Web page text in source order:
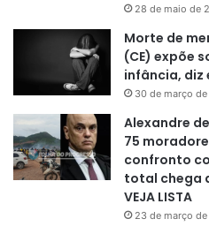
28 de maio de
Morte de
(CE) expõe
infância, diz
30 de março
Alexandre
75
confronto
total chega
VEJA LISTA
23 de março